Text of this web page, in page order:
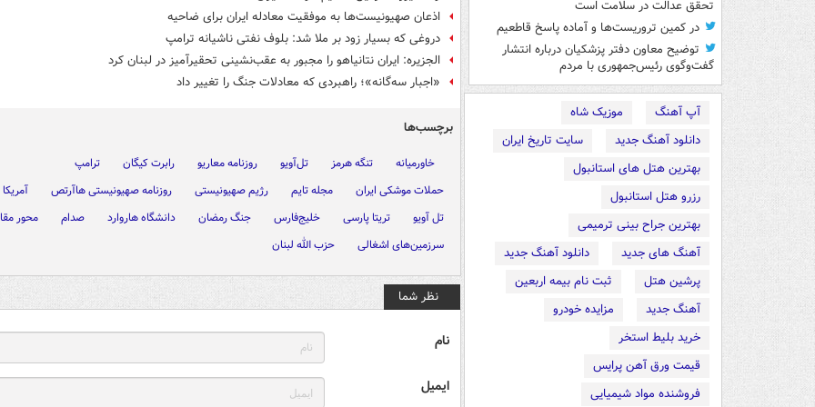
تحقق عدالت در سلامت است
در کمین تروریست‌ها و آماده پاسخ قاطعیم
توضیح معاون دفتر پزشکیان درباره انتشار
گفت‌وگوی رئیس‌جمهوری با مردم
آپ آهنگ
موزیک شاه
دانلود آهنگ جدید
سایت تاریخ ایران
بهترین هتل های استانبول
رزرو هتل استانبول
بهترین جراح بینی ترمیمی
آهنگ های جدید
دانلود آهنگ جدید
پرشین هتل
ثبت نام بیمه اربعین
آهنگ جدید
مزایده خودرو
خرید بلیط استخر
قیمت ورق آهن پرایس
فروشنده مواد شیمیایی
اذعان صهیونیست‌ها به موفقیت معادله ایران برای ضاحیه
دروغی که بسیار زود بر ملا شد: بلوف نفتی ناشیانه ترامپ
الجزیره: ایران نتانیاهو را مجبور به عقب‌نشینی تحقیرآمیز در لبنان کرد
«اجبار سه‌گانه»؛ راهبردی که معادلات جنگ را تغییر داد
برچسب‌ها
خاورمیانه تنگه هرمز تل‌آویو روزنامه معاریو رابرت کیگان
ترامپ
حملات موشکی ایران
مجله تایم رژیم صهیونیستی روزنامه صهیونیستی هاآرتص
آمریکا
تل آویو
تریتا پارسی خلیج‌فارس جنگ رمضان دانشگاه هاروارد صدام
محور
سرزمین‌های اشغالی
حزب الله لبنان
نظر شما
نام
ایمیل